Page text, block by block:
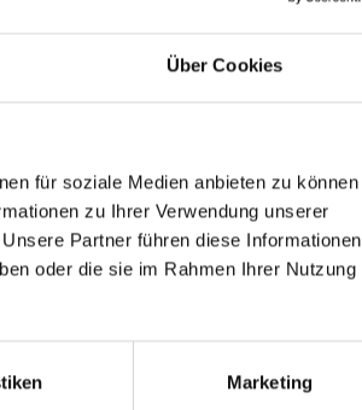
Über Cookies
für soziale Medien anbieten zu können
zu Ihrer Verwendung unserer
Partner führen diese Informationen
oder die sie im Rahmen Ihrer Nutzung
Marketing